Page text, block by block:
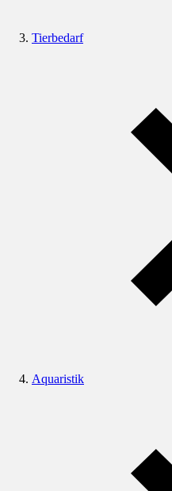
Tierbedarf
Aquaristik